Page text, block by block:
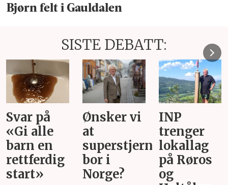
Bjørn felt i Gauldalen
SISTE DEBATT:
Ønsker vi
at
superstjerner
bor i
Norge?
INP
trenger
lokallag
på Røros
og
Gi alle
barn en
rettferdig
start